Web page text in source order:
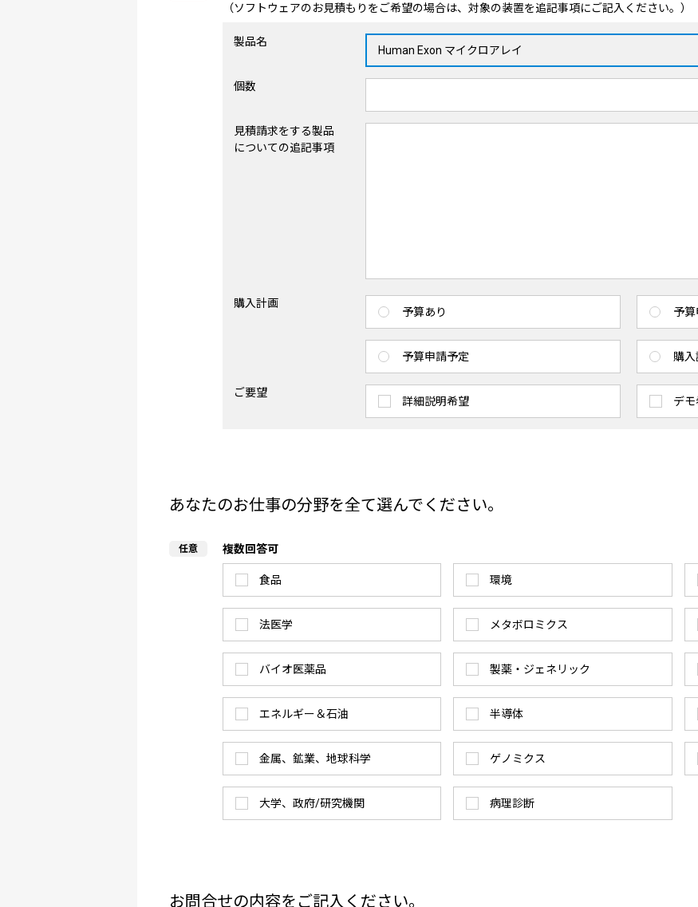
（ソフトウェアのお見積もりをご希望の場合は、対象の装置を追記事項にご記入ください。）
製品名
個数
見積請求をする製品
についての追記事項
購入計画
予算あり 予
予算申請予定 購入
ご要望
詳細説明希望 デ
あなたのお仕事の分野を全て選んでください。
複数回答可
食品 環境
法医学 メタボロミクス
バイオ医薬品 製薬・ジェネリック
エネルギー＆石油 半導体
金属、鉱業、地球科学 ゲノミクス
大学、政府/研究機関 病理診断
お問合せの内容をご記入ください。